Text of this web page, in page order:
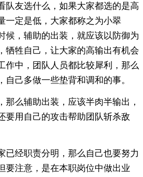
队友选什么，如果大家都选的是高
一定是低，大家都称之为小翠
候，辅助的出装，就应该以防御为
牺牲自己，让大家的高输出有机会
作中，团队人员都比较犀利，那么
自己多做一些垫背和调和的事。
那么辅助出装，应该半肉半输出，
要用自己的攻击帮助团队斩杀敌
已经职责分明，那么自己也要努力
要注意，是在本职岗位中做出业